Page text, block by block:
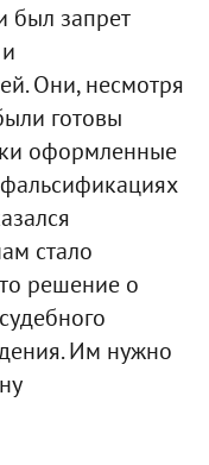
был запрет
Они, несмотря
готовы
оформленные
стало
решение о
Им нужно